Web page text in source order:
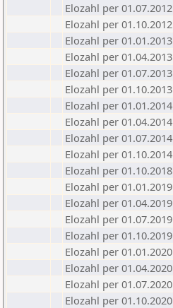
Elozahl per 01.07.2012
Elozahl per 01.10.2012
Elozahl per 01.01.2013
Elozahl per 01.04.2013
Elozahl per 01.07.2013
Elozahl per 01.10.2013
Elozahl per 01.01.2014
Elozahl per 01.04.2014
Elozahl per 01.07.2014
Elozahl per 01.10.2014
Elozahl per 01.10.2018
Elozahl per 01.01.2019
Elozahl per 01.04.2019
Elozahl per 01.07.2019
Elozahl per 01.10.2019
Elozahl per 01.01.2020
Elozahl per 01.04.2020
Elozahl per 01.07.2020
Elozahl per 01.10.2020